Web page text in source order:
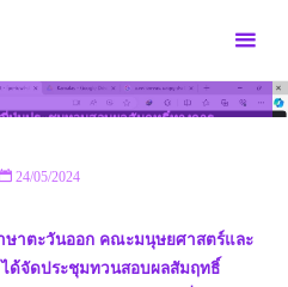
ปุ่นประชุมทวนสอบผลสัมฤทธิ์ทางการ
24/05/2024
าตะวันออก คณะมนุษยศาสตร์และ
ด้จัดประชุมทวนสอบผลสัมฤทธิ์